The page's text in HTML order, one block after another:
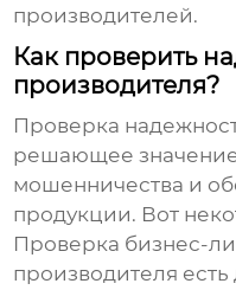
производителей.
Как проверить
производителя?
Проверка
решающее
мошенничества и
продукции. Вот
Проверка бизнес-
производителя